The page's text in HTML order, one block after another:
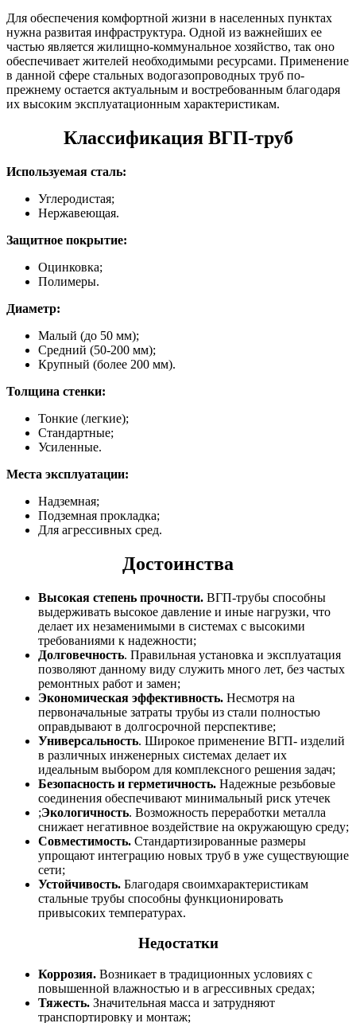
Для обеспечения комфортной жизни в населенных пунктах
нужна развитая инфраструктура. Одной из важнейших ее
частью является жилищно-коммунальное хозяйство, так оно
обеспечивает жителей необходимыми ресурсами. Применение
в данной сфере стальных водогазопроводных труб по-
прежнему остается актуальным и востребованным благодаря
их высоким эксплуатационным характеристикам.
Классификация ВГП-труб
Используемая сталь:
Углеродистая;
Нержавеющая.
Защитное покрытие:
Оцинковка;
Полимеры.
Диаметр:
Малый (до 50 мм);
Средний (50-200 мм);
Крупный (более 200 мм).
Толщина стенки:
Тонкие (легкие);
Стандартные;
Усиленные.
Места эксплуатации:
Надземная;
Подземная прокладка;
Для агрессивных сред.
Достоинства
Высокая степень прочности. ВГП-трубы способны
выдерживать высокое давление и иные нагрузки, что
делает их незаменимыми в системах с высокими
требованиями к надежности;
Долговечность. Правильная установка и эксплуатация
позволяют данному виду служить много лет, без частых
ремонтных работ и замен;
Экономическая эффективность. Несмотря на
первоначальные затраты трубы из стали полностью
оправдывают в долгосрочной перспективе;
Универсальность. Широкое применение ВГП- изделий
в различных инженерных системах делает их
идеальным выбором для комплексного решения задач;
Безопасность и герметичность. Надежные резьбовые
соединения обеспечивают минимальный риск утечек
;Экологичность. Возможность переработки металла
снижает негативное воздействие на окружающую среду;
Совместимость. Стандартизированные размеры
упрощают интеграцию новых труб в уже существующие
сети;
Устойчивость. Благодаря своимхарактеристикам
стальные трубы способны функционировать
привысоких температурах.
Недостатки
Коррозия. Возникает в традиционных условиях с
повышенной влажностью и в агрессивных средах;
Тяжесть. Значительная масса и затрудняют
транспортировку и монтаж;